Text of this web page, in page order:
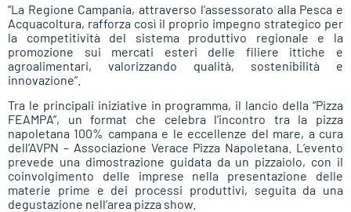
“La Regione Campania, attraverso l’assessorato alla Pesca e
Acquacoltura, rafforza così il proprio impegno strategico per
la competitività del sistema produttivo regionale e la
promozione sui mercati esteri delle filiere ittiche e
agroalimentari, valorizzando qualità, sostenibilità e
innovazione”.
Tra le principali iniziative in programma, il lancio della “Pizza
FEAMPA”, un format che celebra l’incontro tra la pizza
napoletana 100% campana e le eccellenze del mare, a cura
dell’AVPN – Associazione Verace Pizza Napoletana. L’evento
prevede una dimostrazione guidata da un pizzaiolo, con il
coinvolgimento delle imprese nella presentazione delle
materie prime e dei processi produttivi, seguita da una
degustazione nell’area pizza show.